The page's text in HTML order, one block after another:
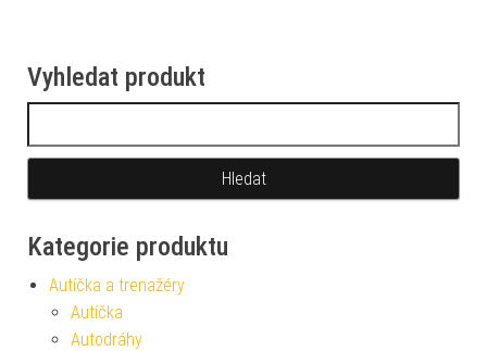
Vyhledat produkt
Kategorie produktu
Autíčka a trenažéry
Autíčka
Autodráhy